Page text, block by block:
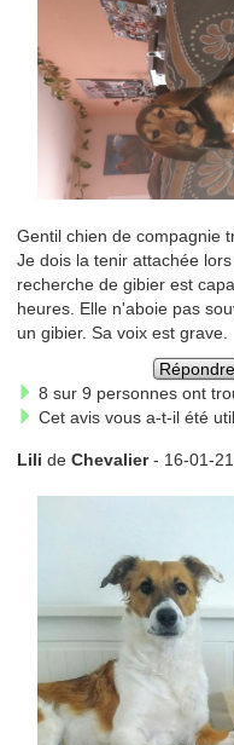
Gentil chien de compagnie
Je dois la tenir attachée
recherche de gibier est
heures. Elle n'aboie pas
un gibier. Sa voix est grave.
8 sur 9 personnes ont
Cet avis vous a-t-il été
Lili de Chevalier- 16-01-